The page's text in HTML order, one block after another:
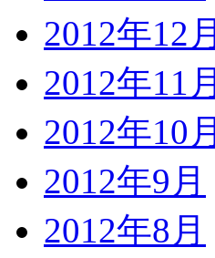
2012年12月
2012年11月
2012年10月
2012年9月
2012年8月